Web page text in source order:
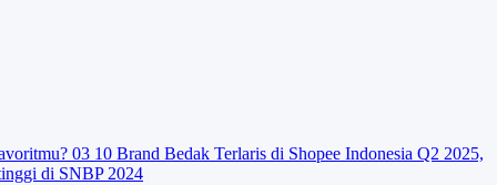
03 10 Brand Bedak Terlaris di Shopee Indonesia Q2 2025,
di SNBP 2024